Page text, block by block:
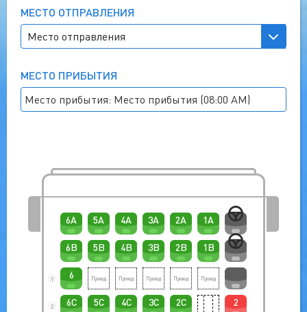
МЕСТО ОТПРАВЛЕНИЯ
МЕСТО ПРИБЫТИЯ
Место прибытия: Место прибытия (08:00 AM)
6A 5A 4A 3A 2A 1A
6B 5B 4B 3B 2B 1B
1 6
2 6C 5C 4C 3C 2C 2